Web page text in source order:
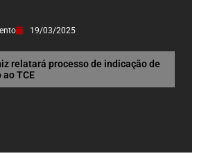
19/03/2025
relatará processo de indicação de
TCE